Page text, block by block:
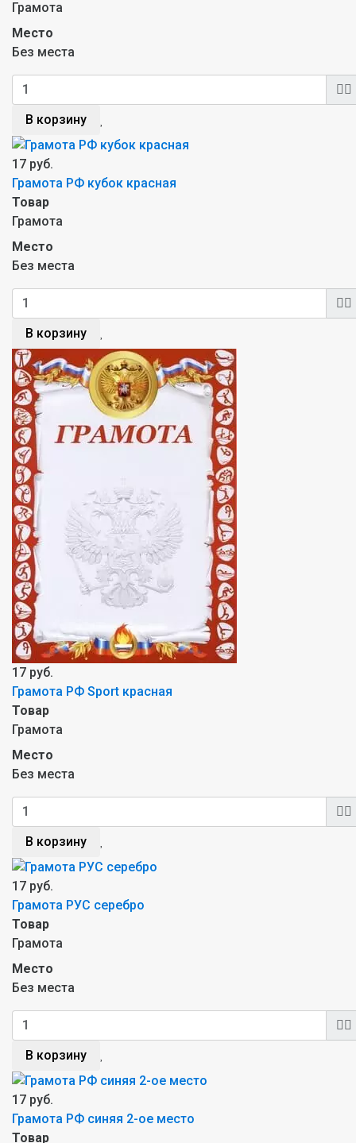
Грамота
Место
Без места
В корзину
17 руб.
Грамота РФ кубок красная
Товар
Грамота
Место
Без места
В корзину
17 руб.
Грамота РФ Sport красная
Товар
Грамота
Место
Без места
В корзину
17 руб.
Грамота РУС серебро
Товар
Грамота
Место
Без места
В корзину
17 руб.
Грамота РФ синяя 2-ое место
Товар